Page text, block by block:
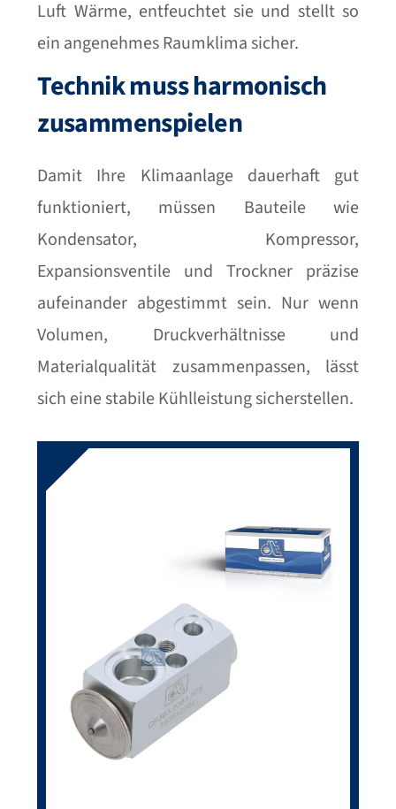
Luft Wärme, entfeuchtet sie und stellt so
ein angenehmes Raumklima sicher.
Technik muss harmonisch
zusammenspielen
Damit Ihre Klimaanlage dauerhaft gut
funktioniert, müssen Bauteile wie
Kondensator, Kompressor,
Expansionsventile und Trockner präzise
aufeinander abgestimmt sein. Nur wenn
Volumen, Druckverhältnisse und
Materialqualität zusammenpassen, lässt
sich eine stabile Kühlleistung sicherstellen.